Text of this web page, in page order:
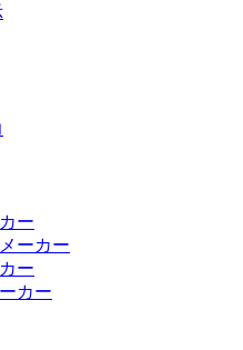
ー
ーカー
ー
カー